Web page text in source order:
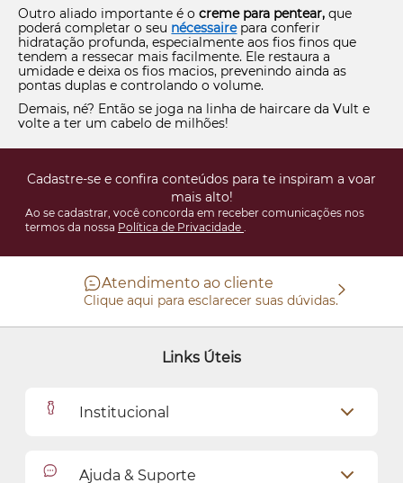
Outro aliado importante é ocreme para pentear, que
poderá completar o seu nécessairepara conferir
hidratação profunda, especialmente aos fios finos que
tendem a ressecar mais facilmente. Ele restaura a
umidade e deixa os fios macios, prevenindo ainda as
pontas duplas e controlando o volume.
Demais, né? Então se joga na linha de haircare da Vult e
volte a ter um cabelo de milhões!
Cadastre-se e confira conteúdos para te inspiram a voar
mais alto!
Ao se cadastrar, você concorda em receber comunicações nos
termos da nossa Política de Privacidade .
Atendimento ao cliente
Clique aqui para esclarecer suas dúvidas.
Links Úteis
Institucional
Como Comprar
Ajuda & Suporte